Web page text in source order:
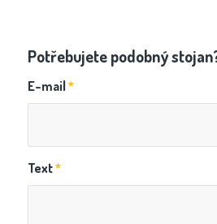
Potřebujete podobný
E-mail*
Text*